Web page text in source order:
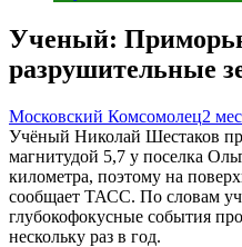
Ученый:
разрушительные
Московский Комсомолец2
Учёный Николай Шестаков
магнитудой 5,7 у поселка
километра, поэтому на
сообщает ТАСС. По словам
глубокофокусные события
нескольку раз в год.